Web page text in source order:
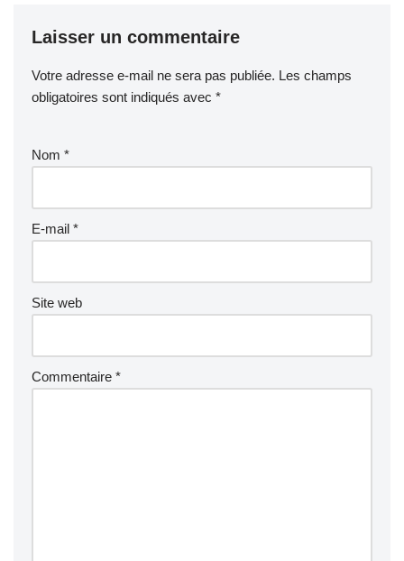
Laisser un commentaire
Votre adresse e-mail ne sera pas publiée. Les champs
obligatoires sont indiqués avec *
Nom *
E-mail *
Site web
Commentaire *